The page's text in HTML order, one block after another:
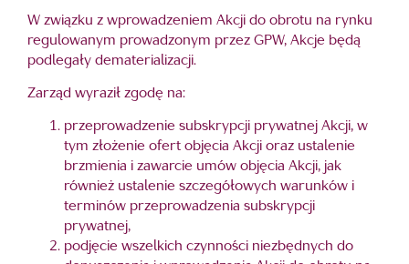
W związku z wprowadzeniem Akcji do obrotu na rynku
regulowanym prowadzonym przez GPW, Akcje będą
podlegały dematerializacji.
Zarząd wyraził zgodę na:
przeprowadzenie subskrypcji prywatnej Akcji, w
tym złożenie ofert objęcia Akcji oraz ustalenie
brzmienia i zawarcie umów objęcia Akcji, jak
również ustalenie szczegółowych warunków i
terminów przeprowadzenia subskrypcji
prywatnej,
podjęcie wszelkich czynności niezbędnych do